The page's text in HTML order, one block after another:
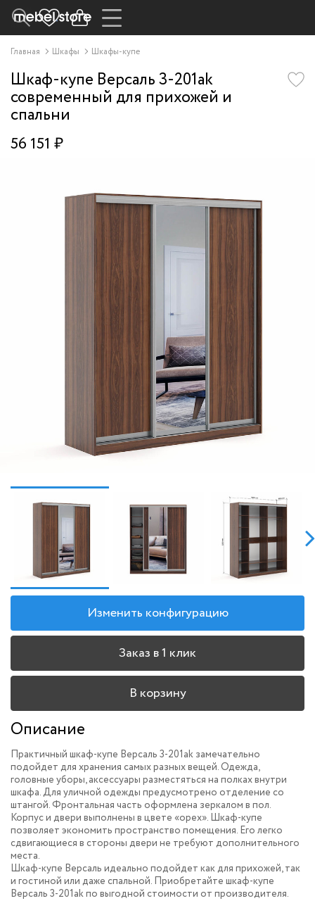
Главная Шкафы Шкафы-купе
Шкаф-купе Версаль 3-201ak
современный для прихожей и
спальни
56 151 ₽
Изменить конфигурацию
Заказ в 1 клик
В корзину
Описание
Практичный шкаф-купе Версаль 3-201ak замечательно
подойдет для хранения самых разных вещей. Одежда,
головные уборы, аксессуары разместяться на полках внутри
шкафа. Для уличной одежды предусмотрено отделение со
штангой. Фронтальная часть оформлена зеркалом в пол.
Корпус и двери выполнены в цвете «орех». Шкаф-купе
позволяет экономить пространство помещения. Его легко
сдвигающиеся в стороны двери не требуют дополнительного
места.
Шкаф-купе Версаль идеально подойдет как для прихожей, так
и гостиной или даже спальной. Приобретайте шкаф-купе
Версаль 3-201ak по выгодной стоимости от производителя.